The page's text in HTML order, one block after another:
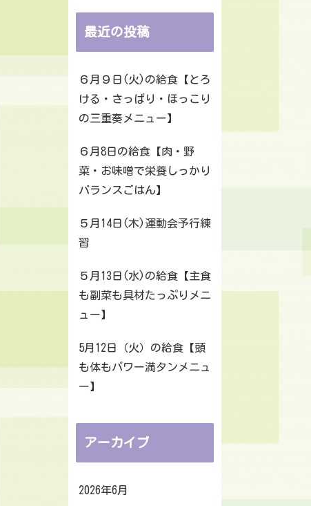
最近の投稿
６月９日(火)の給食【とろ
ける・さっぱり・ほっこり
の三重奏メニュー】
６月8日の給食【肉・野
菜・お味噌で栄養しっかり
バランスごはん】
５月14日(木)運動会予行練
習
５月13日(水)の給食【主食
も副菜も具材たっぷりメニ
ュー】
5月12日（火）の給食【頭
も体もパワー満タンメニュ
ー】
アーカイブ
2026年6月